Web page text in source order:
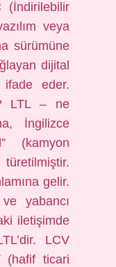
(İndirilebilir
veya
sürümüne
dijital
eder.
LTL – ne
İngilizce
(kamyon
gelir.
yabancı
iletişimde
LCV
(hafif ticari